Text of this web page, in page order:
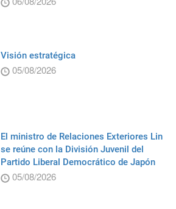
Visión estratégica
05/08/2026
El ministro de Relaciones Exteriores Lin
se reúne con la División Juvenil del
Partido Liberal Democrático de Japón
05/08/2026